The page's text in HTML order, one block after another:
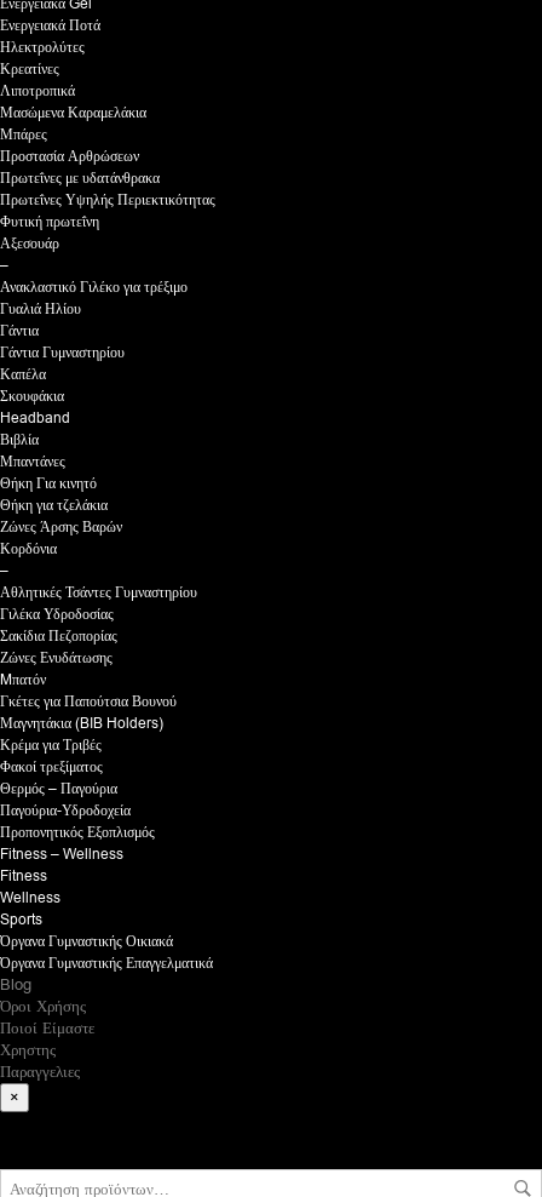
Ενεργειακά Gel
Ενεργειακά Ποτά
Ηλεκτρολύτες
Κρεατίνες
Λιποτροπικά
Μασώμενα Καραμελάκια
Μπάρες
Προστασία Αρθρώσεων
Πρωτεΐνες με υδατάνθρακα
Πρωτεΐνες Υψηλής Περιεκτικότητας
Φυτική πρωτεΐνη
Αξεσουάρ
–
Ανακλαστικό Γιλέκο για τρέξιμο
Γυαλιά Ηλίου
Γάντια
Γάντια Γυμναστηρίου
Καπέλα
Σκουφάκια
Headband
Βιβλία
Μπαντάνες
Θήκη Για κινητό
Θήκη για τζελάκια
Ζώνες Άρσης Βαρών
Κορδόνια
–
Αθλητικές Τσάντες Γυμναστηρίου
Γιλέκα Υδροδοσίας
Σακίδια Πεζοπορίας
Ζώνες Ενυδάτωσης
Mπατόν
Γκέτες για Παπούτσια Βουνού
Μαγνητάκια (BIB Holders)
Κρέμα για Τριβές
Φακοί τρεξίματος
Θερμός – Παγούρια
Παγούρια-Υδροδοχεία
Προπονητικός Εξοπλισμός
Fitness – Wellness
Fitness
Wellness
Sports
Όργανα Γυμναστικής Οικιακά
Όργανα Γυμναστικής Επαγγελματικά
Blog
Όροι Χρήσης
Ποιοί Είμαστε
Χρηστης
Παραγγελιες
×